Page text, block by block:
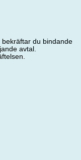
du bindande
avtal.